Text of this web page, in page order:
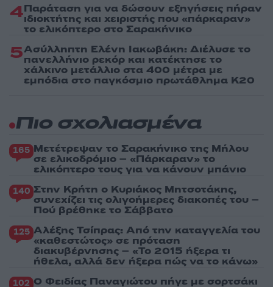
4Παράταση για να δώσουν εξηγήσεις πήραν
ιδιοκτήτης και χειριστής που «πάρκαραν»
το ελικόπτερο στο Σαρακήνικο
5Ασύλληπτη Ελένη Ιακωβάκη: Διέλυσε το
πανελλήνιο ρεκόρ και κατέκτησε το
χάλκινο μετάλλιο στα 400 μέτρα με
εμπόδια στο παγκόσμιο πρωτάθλημα Κ20
Πιο σχολιασμένα
165 Μετέτρεψαν το Σαρακήνικο της Μήλου
σε ελικοδρόμιο – «Πάρκαραν» το
ελικόπτερο τους για να κάνουν μπάνιο
140 Στην Κρήτη ο Κυριάκος Μητσοτάκης,
συνεχίζει τις ολιγοήμερες διακοπές του –
Πού βρέθηκε το Σάββατο
125 Αλέξης Τσίπρας: Από την καταγγελία του
«καθεστώτος» σε πρόταση
διακυβέρνησης – «Το 2015 ήξερα τι
ήθελα, αλλά δεν ήξερα πώς να το κάνω»
102 Ο Φειδίας Παναγιώτου πήγε με σορτσάκι